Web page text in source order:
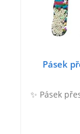
Pásek
✨ Pásek